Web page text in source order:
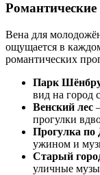
Вена для
ощущается в
романтических
Парк
вид на город
Венский лес
прогулки
Прогулка по
ужином и
Старый
уличные